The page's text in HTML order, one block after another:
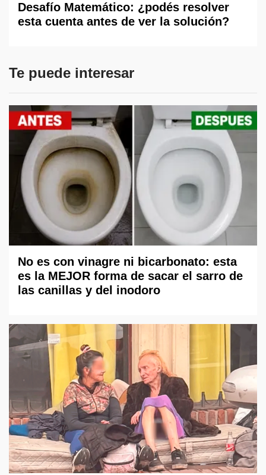
Desafío Matemático: ¿podés resolver
esta cuenta antes de ver la solución?
Te puede interesar
No es con vinagre ni bicarbonato: esta
es la MEJOR forma de sacar el sarro de
las canillas y del inodoro